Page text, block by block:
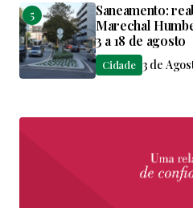
Saneamento:
Marechal
3 a 18 de agosto
Cidade 3 de